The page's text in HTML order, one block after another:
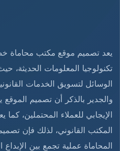
يعد تصميم موقع مكتب محاماة
تكنولوجيا المعلومات الحديثة،
الوسائل لتسويق الخدمات
والجدير بالذكر أن تصميم
الإيجابي للعملاء المحتملين،
المكتب القانوني، لذلك فإن
المحاماة عملية تجمع بين الإبداع